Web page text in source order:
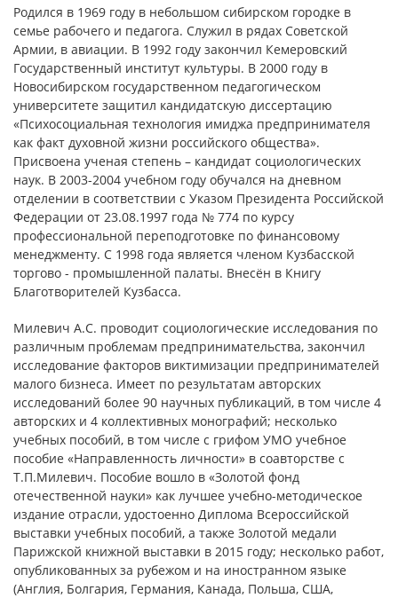
Родился в 1969 году в небольшом сибирском городке в
семье рабочего и педагога. Служил в рядах Советской
Армии, в авиации. В 1992 году закончил Кемеровский
Государственный институт культуры. В 2000 году в
Новосибирском государственном педагогическом
университете защитил кандидатскую диссертацию
«Психосоциальная технология имиджа предпринимателя
как факт духовной жизни российского общества».
Присвоена ученая степень – кандидат социологических
наук. В 2003-2004 учебном году обучался на дневном
отделении в соответствии с Указом Президента Российской
Федерации от 23.08.1997 года № 774 по курсу
профессиональной переподготовке по финансовому
менеджменту. С 1998 года является членом Кузбасской
торгово - промышленной палаты. Внесён в Книгу
Благотворителей Кузбасса.
Милевич А.С. проводит социологические исследования по
различным проблемам предпринимательства, закончил
исследование факторов виктимизации предпринимателей
малого бизнеса. Имеет по результатам авторских
исследований более 90 научных публикаций, в том числе 4
авторских и 4 коллективных монографий; несколько
учебных пособий, в том числе с грифом УМО учебное
пособие «Направленность личности» в соавторстве с
Т.П.Милевич. Пособие вошло в «Золотой фонд
отечественной науки» как лучшее учебно-методическое
издание отрасли, удостоенно Диплома Всероссийской
выставки учебных пособий, а также Золотой медали
Парижской книжной выставки в 2015 году; несколько работ,
опубликованных за рубежом и на иностранном языке
(Англия, Болгария, Германия, Канада, Польша, США,